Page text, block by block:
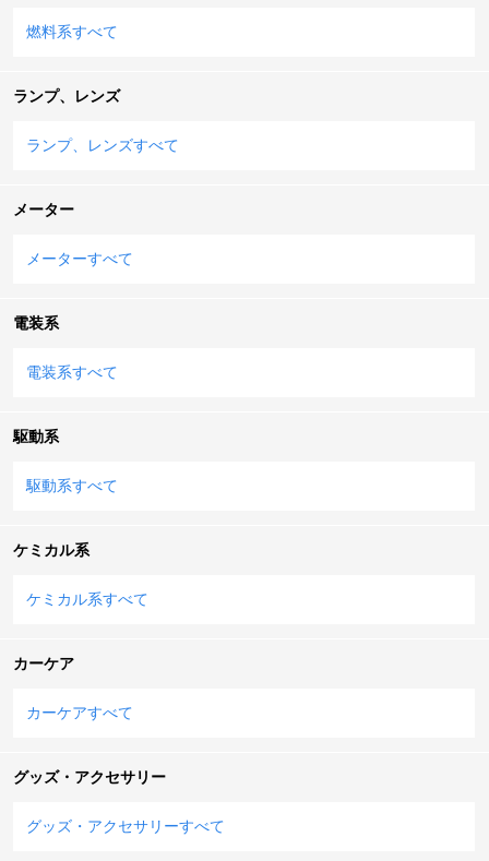
燃料系すべて
ランプ、レンズ
ランプ、レンズすべて
メーター
メーターすべて
電装系
電装系すべて
駆動系
駆動系すべて
ケミカル系
ケミカル系すべて
カーケア
カーケアすべて
グッズ・アクセサリー
グッズ・アクセサリーすべて